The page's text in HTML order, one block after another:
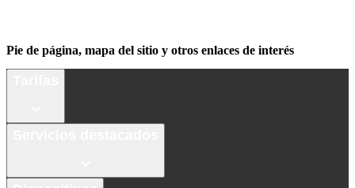
Pie de página, mapa del sitio y otros enlaces de interés